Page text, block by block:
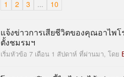
1 2 3 ... 10
แจ้งข่าวการเสียชีวิตของคุณอาไพ
ตั้งชมรมฯ
เริ่มหัวข้อ 7 เดือน 1 สัปดาห์ ที่ผ่านมา, โดย